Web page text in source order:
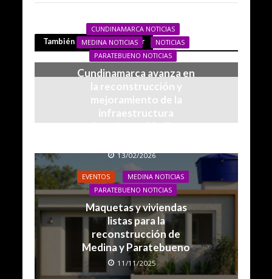
También te puede interesar
CUNDINAMARCA NOTICIAS
MEDINA NOTICIAS
NOTICIAS
PARATEBUENO NOTICIAS
Cundinamarca avanza en
la reconstrucción y
mejoramiento de la
infraestructura
educativa en Medina y
13/02/2026
EVENTOS
MEDINA NOTICIAS
PARATEBUENO NOTICIAS
Maquetas y viviendas
listas para la
reconstrucción de
Medina y Paratebueno
11/11/2025